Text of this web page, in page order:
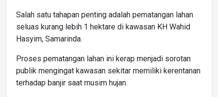
Salah satu tahapan penting adalah pematangan lahan
seluas kurang lebih 1 hektare di kawasan KH Wahid
Hasyim, Samarinda.
Proses pematangan lahan ini kerap menjadi sorotan
publik mengingat kawasan sekitar memiliki kerentanan
terhadap banjir saat musim hujan.